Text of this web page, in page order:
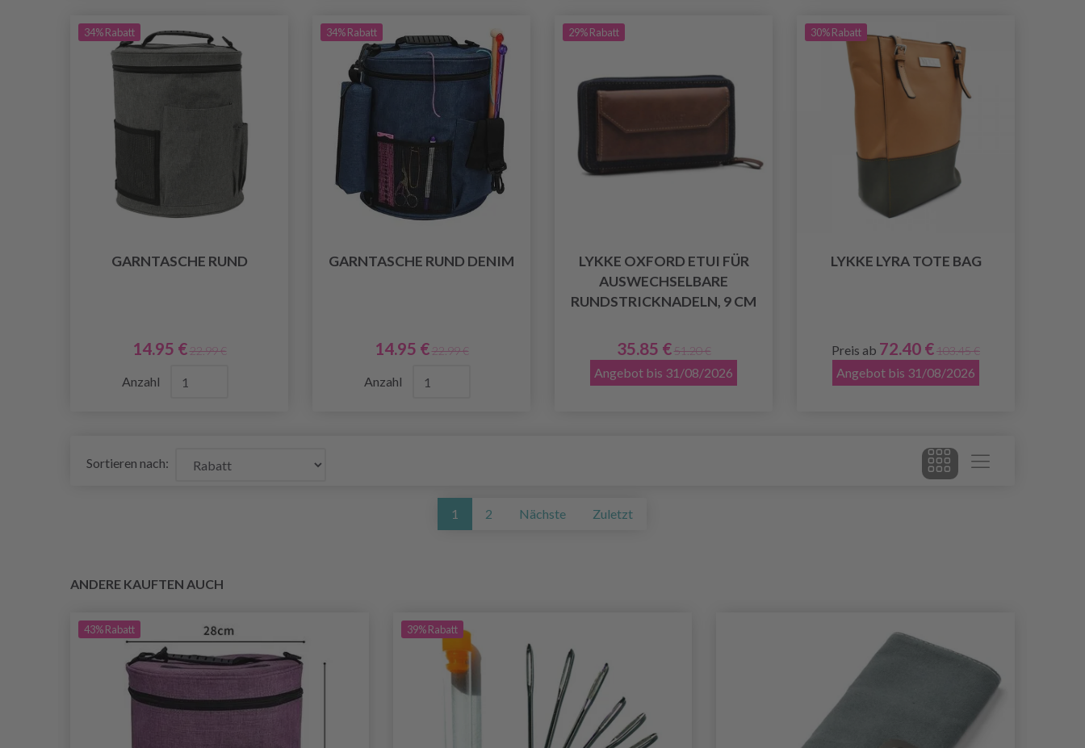
34% Rabatt
GARNTASCHE RUND
14.95 € 22.99 €
Anzahl
34% Rabatt
GARNTASCHE RUND DENIM
14.95 € 22.99 €
Anzahl
29% Rabatt
LYKKE OXFORD ETUI FÜR
AUSWECHSELBARE
RUNDSTRICKNADELN, 9 CM
35.85 € 51.20 €
Angebot bis 31/08/2026
30% Rabatt
LYKKE LYRA TOTE BAG
Preis ab 72.40 €103.45 €
Angebot bis 31/08/2026
Sortieren nach:
1 2 Nächste Zuletzt
ANDERE KAUFTEN AUCH
43%Rabatt 39%Rabatt